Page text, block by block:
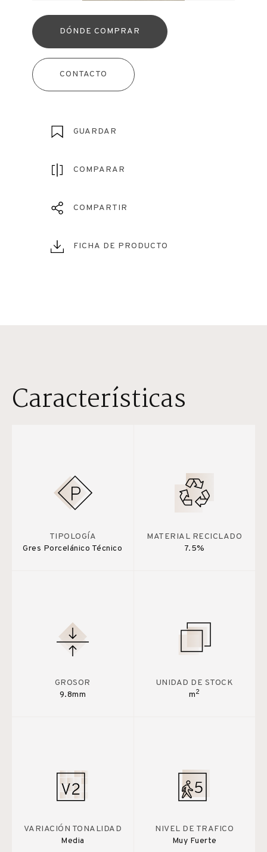
DÓNDE COMPRAR
CONTACTO
GUARDAR
COMPARAR
COMPARTIR
FICHA DE PRODUCTO
Características
TIPOLOGÍA
Gres Porcelánico Técnico
MATERIAL RECICLADO
7.5%
GROSOR
9.8mm
UNIDAD DE STOCK
m2
VARIACIÓN TONALIDAD
Media
NIVEL DE TRAFICO
Muy Fuerte